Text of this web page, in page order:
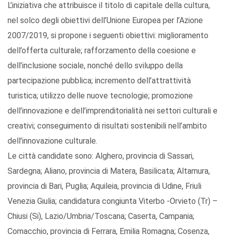
L’iniziativa che attribuisce il titolo di capitale della cultura,
nel solco degli obiettivi dell’Unione Europea per l’Azione
2007/2019, si propone i seguenti obiettivi: miglioramento
dell’offerta culturale; rafforzamento della coesione e
dell’inclusione sociale, nonché dello sviluppo della
partecipazione pubblica; incremento dell’attrattività
turistica; utilizzo delle nuove tecnologie; promozione
dell’innovazione e dell’imprenditorialità nei settori culturali e
creativi; conseguimento di risultati sostenibili nell’ambito
dell’innovazione culturale.
Le città candidate sono: Alghero, provincia di Sassari,
Sardegna; Aliano, provincia di Matera, Basilicata; Altamura,
provincia di Bari, Puglia; Aquileia, provincia di Udine, Friuli
Venezia Giulia; candidatura congiunta Viterbo -Orvieto (Tr) –
Chiusi (Si), Lazio/Umbria/Toscana; Caserta, Campania;
Comacchio, provincia di Ferrara, Emilia Romagna; Cosenza,